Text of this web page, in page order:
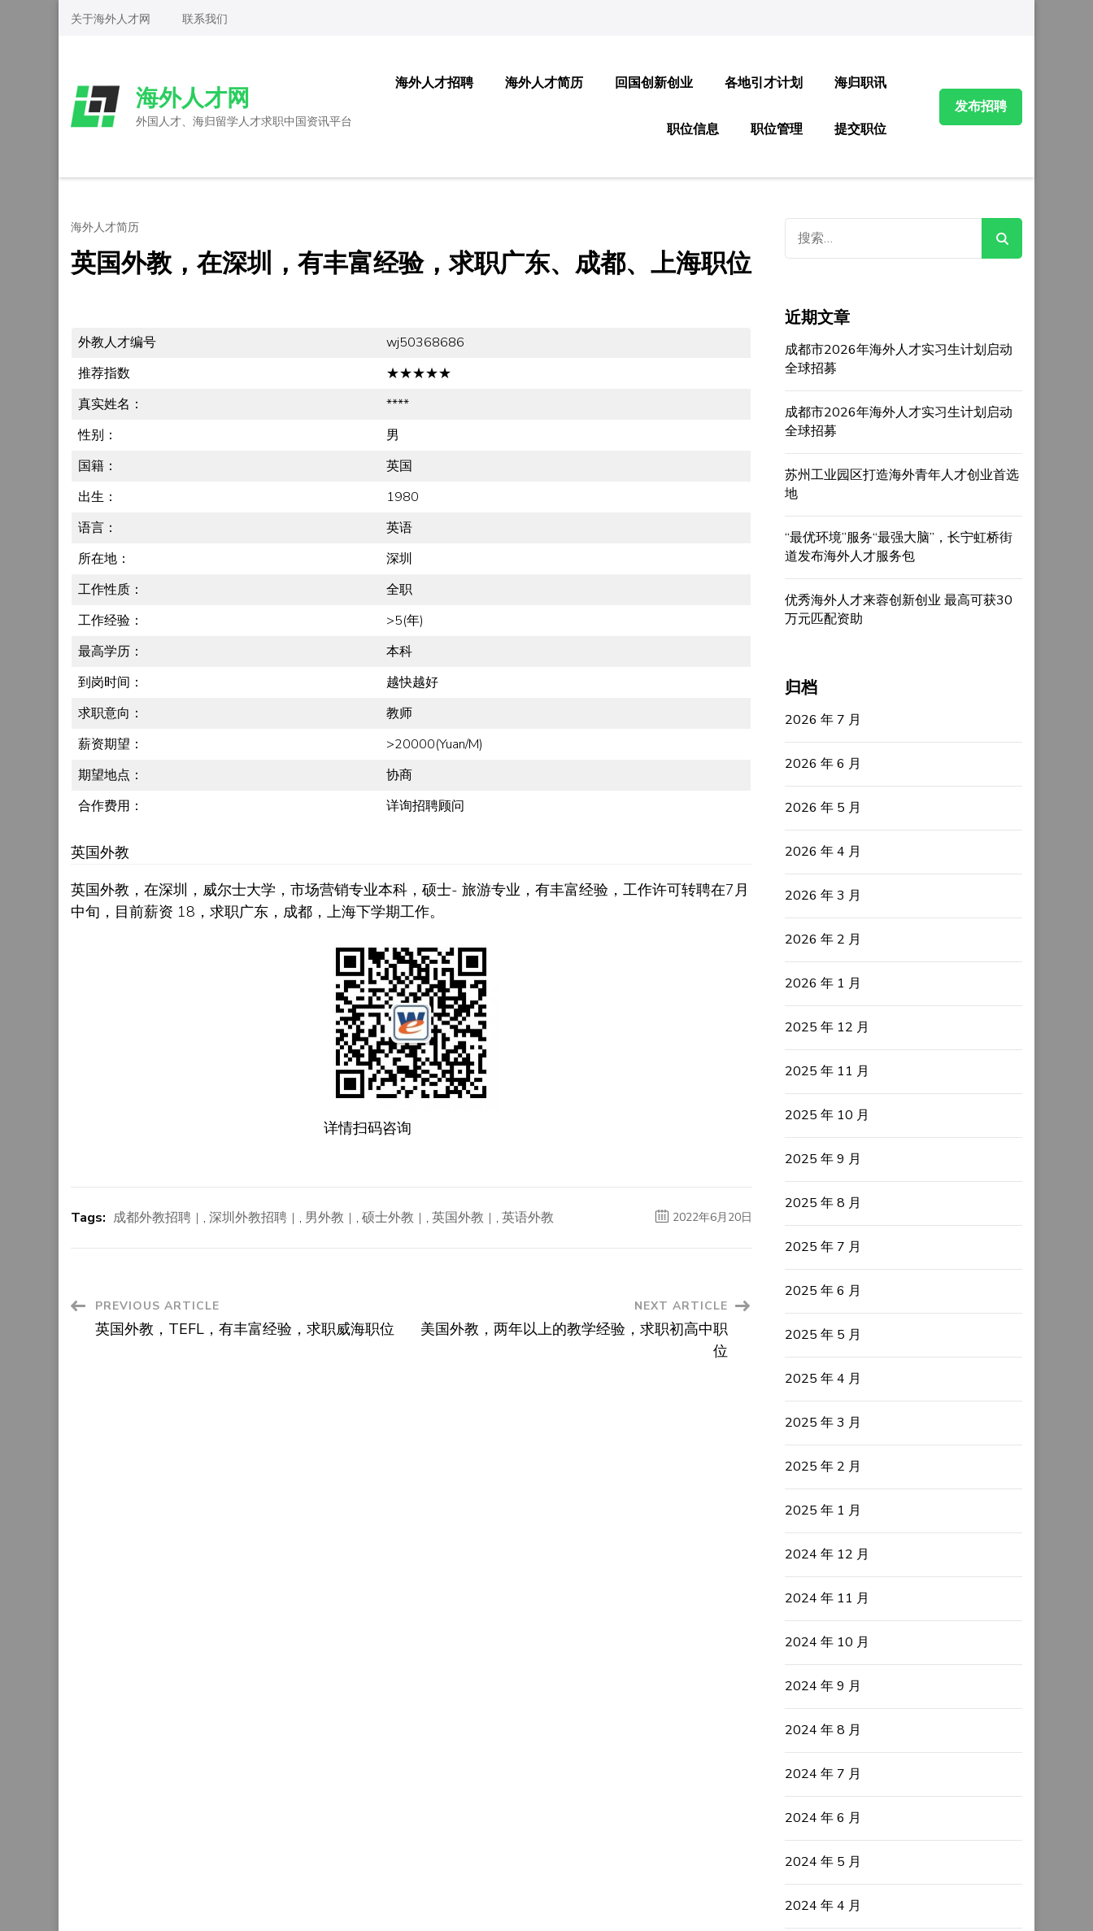
Skip
Enter)
关于海外人才网 联系我们
海外人才网
外国人才、海归留学人才求职中国资讯平台
海外人才招聘 海外人才简历 回国创新创业 各地引才计划 海归职讯
职位信息 职位管理 提交职位
发布招聘
海外人才简历
英国外教，在深圳，有丰富经验，求职广东、成都、上海职位
外教人才编号
wj50368686
推荐指数
★★★★★
真实姓名：
****
性别：
男
国籍：
英国
出生：
1980
语言：
英语
所在地：
深圳
工作性质：
全职
工作经验：
>5(年)
最高学历：
本科
到岗时间：
越快越好
求职意向：
教师
薪资期望：
>20000(Yuan/M)
期望地点：
协商
合作费用：
详询招聘顾问
英国外教
英国外教，在深圳，威尔士大学，市场营销专业本科，硕士- 旅游专业，有丰富经验，工作许可转聘在7月
中旬，目前薪资 18，求职广东，成都，上海下学期工作。
详情扫码咨询
Tags: 成都外教招聘 , 深圳外教招聘 , 男外教 , 硕士外教 , 英国外教 , 英语外教 2022年6月20日
Post
Navigation
PREVIOUS ARTICLE
英国外教，TEFL，有丰富经验，求职威海职位
NEXT ARTICLE
美国外教，两年以上的教学经验，求职初高中职
位
索：
近期文章
成都市2026年海外人才实习生计划启动
全球招募
成都市2026年海外人才实习生计划启动
全球招募
苏州工业园区打造海外青年人才创业首选
地
“最优环境”服务“最强大脑”，长宁虹桥街
道发布海外人才服务包
优秀海外人才来蓉创新创业 最高可获30
万元匹配资助
归档
2026 年 7 月
2026 年 6 月
2026 年 5 月
2026 年 4 月
2026 年 3 月
2026 年 2 月
2026 年 1 月
2025 年 12 月
2025 年 11 月
2025 年 10 月
2025 年 9 月
2025 年 8 月
2025 年 7 月
2025 年 6 月
2025 年 5 月
2025 年 4 月
2025 年 3 月
2025 年 2 月
2025 年 1 月
2024 年 12 月
2024 年 11 月
2024 年 10 月
2024 年 9 月
2024 年 8 月
2024 年 7 月
2024 年 6 月
2024 年 5 月
2024 年 4 月